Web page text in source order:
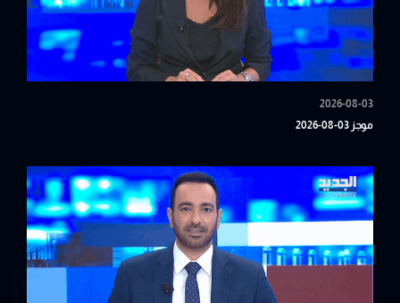
2026-08-03
موجز 03-08-2026